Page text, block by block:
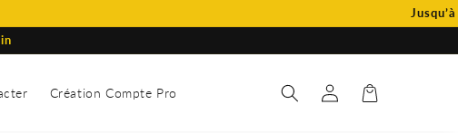
Jusqu’à
Création Compte Pro Connexion Panier